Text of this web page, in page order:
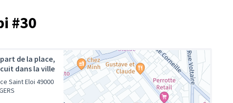
#30
de la place,
dans la ville
Saint Eloi 49000